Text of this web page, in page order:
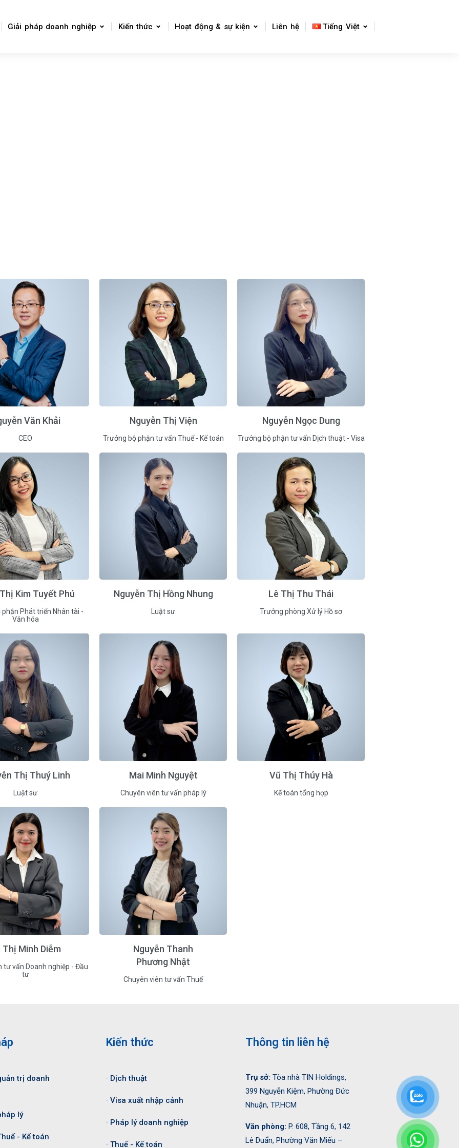
Giải pháp doanh nghiệp Kiến thức Hoạt động & sự kiện Liên hệ Tiếng Việt
Văn Khải
CEO
Nguyễn Thị Viện
Trưởng bộ phận tư vấn Thuế - Kế toán
Nguyễn Ngọc Dung
Trưởng bộ phận tư vấn Dịch thuật - Visa
Kim Tuyết Phú
Phát triển Nhân tài -
Văn hóa
Nguyễn Thị Hồng Nhung
Luật sư
Lê Thị Thu Thái
Trưởng phòng Xử lý Hồ sơ
Thị Thuý Linh
Luật sư
Mai Minh Nguyệt
Chuyên viên tư vấn pháp lý
Vũ Thị Thúy Hà
Kế toán tổng hợp
Thị Minh Diễm
tư vấn Doanh nghiệp - Đầu
tư
Nguyễn Thanh
Phương Nhật
Chuyên viên tư vấn Thuế
trị doanh
lý
- Kế toán
Kiến thức
· Dịch thuật
· Visa xuất nhập cảnh
· Pháp lý doanh nghiệp
· Thuế - Kế toán
Thông tin liên hệ
Trụ sở: Tòa nhà TIN Holdings,
399 Nguyễn Kiệm, Phường Đức
Nhuận, TP.HCM
Văn phòng: P. 608, Tầng 6, 142
Lê Duẩn, Phường Văn Miếu –